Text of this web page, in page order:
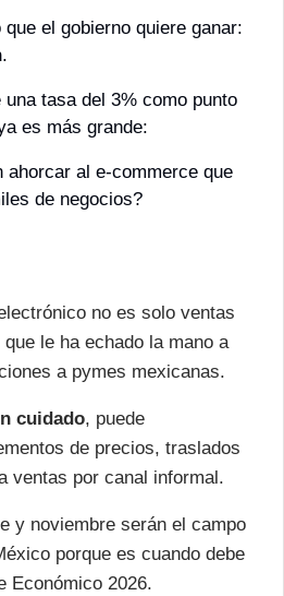
.
una tasa del 3% como punto
es más grande:
ahorcar al e-commerce que
de negocios?
no es solo ventas
le ha echado la mano a
a pymes mexicanas.
cuidado, puede
de precios, traslados
ventas por canal informal.
y noviembre serán el campo
porque es cuando debe
Económico 2026.